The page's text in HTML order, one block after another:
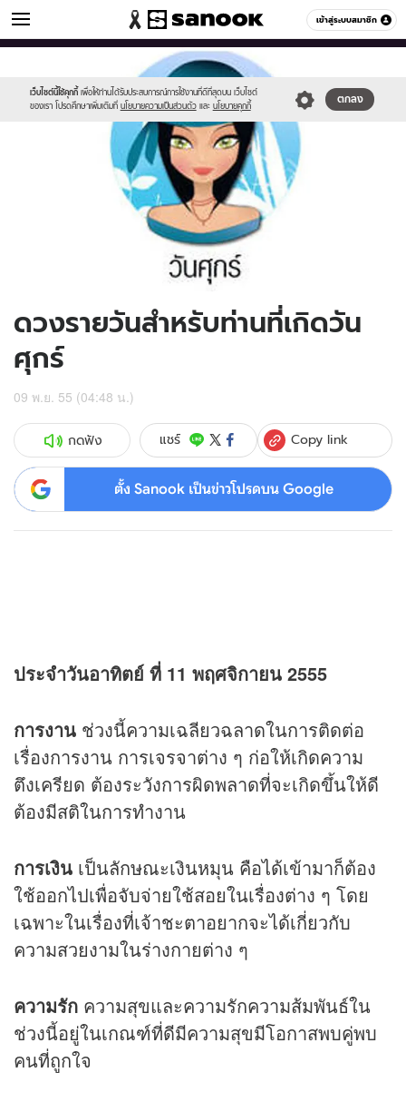
เข้าสู่ระบบสมาชิก
ดูดวง หมวดอื่นๆ
เว็บไซต์นี้ใช้คุกกี้ เพื่อให้ท่านได้รับประสบการณ์การใช้งานที่ดีที่สุดบน เว็บไซต์
ของเรา โปรดศึกษาเพิ่มเติมที่ นโยบายความเป็นส่วนตัว และ นโยบายคุกกี้
ตกลง
//s.isanook.com/sr/0/images/logo-
sanook.png
//s.isanook.com/ho/0/ud/7/37249/170-
ดวงรายวันสำหรับท่านที่เกิดวัน
ศุกร์
09 พ.ย. 55 (04:48 น.)
กดฟัง แชร์ Copy link
ตั้ง Sanook เป็นข่าวโปรดบน Google
ประจำวันอาทิตย์ ที่ 11 พฤศจิกายน 2555
การงาน ช่วงนี้ความเฉลียวฉลาดในการติดต่อ
เรื่องการงาน การเจรจาต่าง ๆ ก่อให้เกิดความ
ตึงเครียด ต้องระวังการผิดพลาดที่จะเกิดขึ้นให้ดี
ต้องมีสติในการทำงาน
การเงิน เป็นลักษณะเงินหมุน คือได้เข้ามาก็ต้อง
ใช้ออกไปเพื่อจับจ่ายใช้สอยในเรื่องต่าง ๆ โดย
เฉพาะในเรื่องที่เจ้าชะตาอยากจะได้เกี่ยวกับ
ความสวยงามในร่างกายต่าง ๆ
ความรัก ความสุขและความรักความส้มพันธ์ใน
ช่วงนี้อยู่ในเกณฑ์ที่ดีมีความสุขมีโอกาสพบคู่พบ
คนที่ถูกใจ